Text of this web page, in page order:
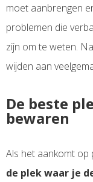
moet aanbrengen
problemen die
zijn om te weten.
wijden aan
De beste
bewaren
Als het aankomt op
de plek waar je